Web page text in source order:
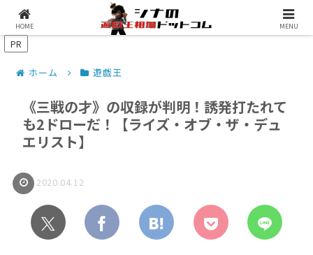
シナコムについて
PR
ホーム 遊戯王
《三戦の才》の収録が判明！誘発打たれて
も2ドローだ！【ライズ・オブ・ザ・デュ
エリスト】
2020.04.12
HOME MENU